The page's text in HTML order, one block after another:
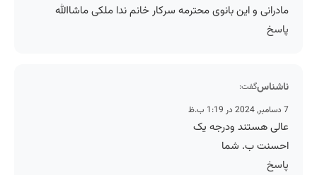
مادرانی و این بانوی محترمه سرکار خانم ندا ملکی ماشاالله
پاسخ
ناشناسگفت:
7 دسامبر, 2024 در 1:19 ب.ظ
عالی هستند ودرجه یک
احسنت ب. شما
پاسخ